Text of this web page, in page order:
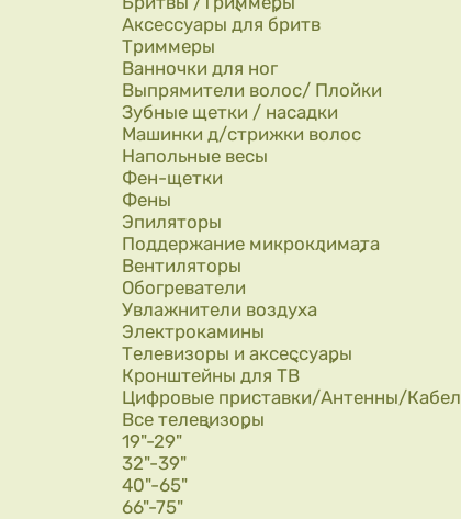
Аксессуары для бритв
Триммеры
Ванночки для ног
Выпрямители волос/ Плойки
Зубные щетки / насадки
Машинки д/стрижки волос
Напольные весы
Фен-щетки
Фены
Эпиляторы
Поддержание микроклимата
Вентиляторы
Обогреватели
Увлажнители воздуха
Электрокамины
Телевизоры и аксессуары
Кронштейны для ТВ
Цифровые приставки/Антенны/
Все телевизоры
19"-29"
32"-39"
40"-65"
66"-75"